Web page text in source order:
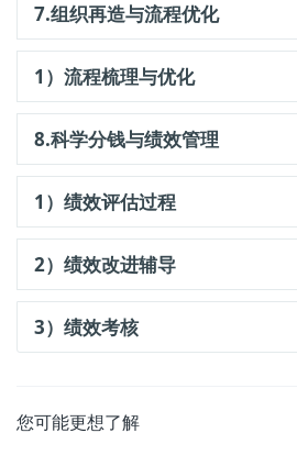
7.组织再造与流程优化
1）流程梳理与优化
8.科学分钱与绩效管理
1）绩效评估过程
2）绩效改进辅导
3）绩效考核
您可能更想了解